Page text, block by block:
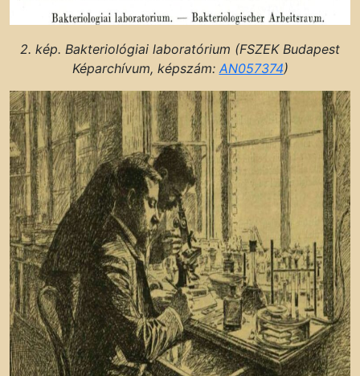
2. kép. Bakteriológiai laboratórium (FSZEK Budapest
Képarchívum, képszám: AN057374)